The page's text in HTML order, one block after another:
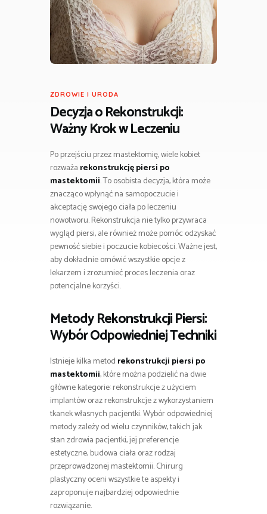
ZDROWIE I URODA
Decyzja o Rekonstrukcji:
Ważny Krok w Leczeniu
Po przejściu przez mastektomię, wiele kobiet
rozważa rekonstrukcję piersi po
mastektomii. To osobista decyzja, która może
znacząco wpłynąć na samopoczucie i
akceptację swojego ciała po leczeniu
nowotworu. Rekonstrukcja nie tylko przywraca
wygląd piersi, ale również może pomóc odzyskać
pewność siebie i poczucie kobiecości. Ważne jest,
aby dokładnie omówić wszystkie opcje z
lekarzem i zrozumieć proces leczenia oraz
potencjalne korzyści.
Metody Rekonstrukcji Piersi:
Wybór Odpowiedniej Techniki
Istnieje kilka metod rekonstrukcji piersi po
mastektomii, które można podzielić na dwie
główne kategorie: rekonstrukcje z użyciem
implantów oraz rekonstrukcje z wykorzystaniem
tkanek własnych pacjentki. Wybór odpowiedniej
metody zależy od wielu czynników, takich jak
stan zdrowia pacjentki, jej preferencje
estetyczne, budowa ciała oraz rodzaj
przeprowadzonej mastektomii. Chirurg
plastyczny oceni wszystkie te aspekty i
zaproponuje najbardziej odpowiednie
rozwiązanie.